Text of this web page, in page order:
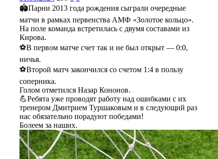
🏟️Парни 2013 года рождения сыграли очередные
матчи в рамках первенства АМФ «Золотое кольцо».
На поле команда встретилась с двумя составами из
Кирова.
⚽️В первом матче счет так и не был открыт — 0:0,
ничья.
⚽️Второй матч закончился со счетом 1:4 в пользу
соперника.
Голом отметился Назар Кононов.
💪Ребята уже проводят работу над ошибками с их
тренером Дмитрием Туршаковым и в следующий раз
нас обязательно порадуют победами!
Болеем за наших.